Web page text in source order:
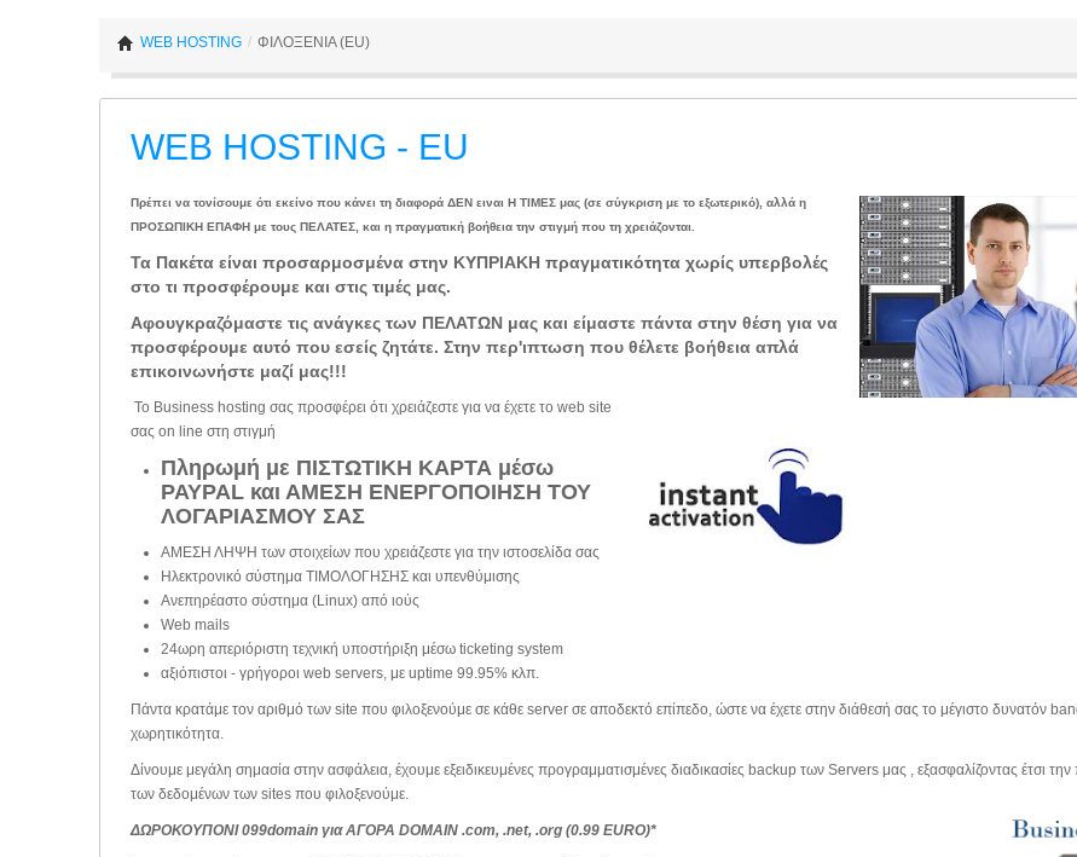
WEB HOSTING / ΦΙΛΟΞΕΝΙΑ (EU)
WEB HOSTING - EU
Πρέπει να τονίσουμε ότι εκείνο που κάνει τη διαφορά ΔΕΝ ειναι Η ΤΙΜΕΣ μας (σε σύγκριση με το εξωτερικό), αλλά η
ΠΡΟΣΩΠΙΚΗ ΕΠΑΦΗ με τους ΠΕΛΑΤΕΣ, και η πραγματική βοήθεια την στιγμή που τη χρειάζονται.
Τα Πακέτα είναι προσαρμοσμένα στην ΚΥΠΡΙΑΚΗ πραγματικότητα χωρίς υπερβολές
στο τι προσφέρουμε και στις τιμές μας.
Αφουγκραζόμαστε τις ανάγκες των ΠΕΛΑΤΩΝ μας και είμαστε πάντα στην θέση για να
προσφέρουμε αυτό που εσείς ζητάτε. Στην περ'ιπτωση που θέλετε βοήθεια απλά
επικοινωνήστε μαζί μας!!!
Το Business hosting σας προσφέρει ότι χρειάζεστε για να έχετε το web site
σας on line στη στιγμή
Πληρωμή με ΠΙΣΤΩΤΙΚΗ ΚΑΡΤΑ μέσω
PAYPAL και ΑΜΕΣΗ ΕΝΕΡΓΟΠΟΙΗΣΗ ΤΟΥ
ΛΟΓΑΡΙΑΣΜΟΥ ΣΑΣ
ΑΜΕΣΗ ΛΗΨΗ των στοιχείων που χρειάζεστε για την ιστοσελίδα σας
Ηλεκτρονικό σύστημα ΤΙΜΟΛΟΓΗΣΗΣ και υπενθύμισης
Aνεπηρέαστο σύστημα (Linux) από ιούς
Web mails
24ωρη απεριόριστη τεχνική υποστήριξη μέσω ticketing system
αξιόπιστοι - γρήγοροι web servers, με uptime 99.95% κλπ.
Πάντα κρατάμε τον αριθμό των site που φιλοξενούμε σε κάθε server σε αποδεκτό επίπεδο, ώστε να έχετε στην διάθεσή σας το μέγιστο δυνατόν
χωρητικότητα.
Δίνουμε μεγάλη σημασία στην ασφάλεια, έχουμε εξειδικευμένες προγραμματισμένες διαδικασίες backup των Servers μας , εξασφαλίζοντας έτσι
των δεδομένων των sites που φιλοξενούμε.
ΔΩΡΟΚΟΥΠΟΝΙ 099domain για ΑΓΟΡΑ DOMAIN .com, .net, .org (0.99 EURO)*